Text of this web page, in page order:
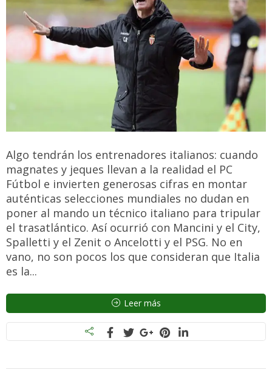
Algo tendrán los entrenadores italianos: cuando
magnates y jeques llevan a la realidad el PC
Fútbol e invierten generosas cifras en montar
auténticas selecciones mundiales no dudan en
poner al mando un técnico italiano para tripular
el trasatlántico. Así ocurrió con Mancini y el City,
Spalletti y el Zenit o Ancelotti y el PSG. No en
vano, no son pocos los que consideran que Italia
es la...
Leer más